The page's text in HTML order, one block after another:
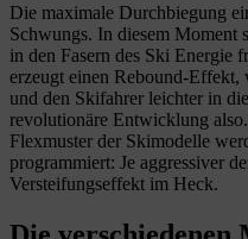
Die maximale Durchbiegung
Schwungs. In diesem
in den Fasern des Ski Energie
erzeugt einen Rebound-Effekt,
und den Skifahrer leichter in
revolutionäre Entwicklung
Flexmuster der Skimodelle
programmiert: Je aggressiver
Versteifungseffekt im Heck.